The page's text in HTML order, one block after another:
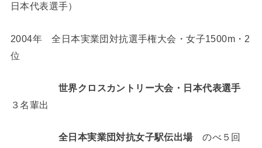
日本代表選手）
2004年 全日本実業団対抗選手権大会・女子1500m・2
位
世界クロスカントリー大会・日本代表選手
３名輩出
全日本実業団対抗女子駅伝出場のべ５回